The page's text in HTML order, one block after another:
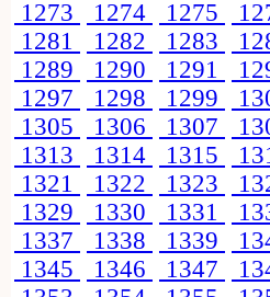
1273
1274 1275
1281
1282 1283
1289
1290 1291
1297
1298 1299
1305
1306 1307
1313
1314 1315
1321
1322 1323
1329
1330 1331
1337
1338 1339
1345
1346 1347